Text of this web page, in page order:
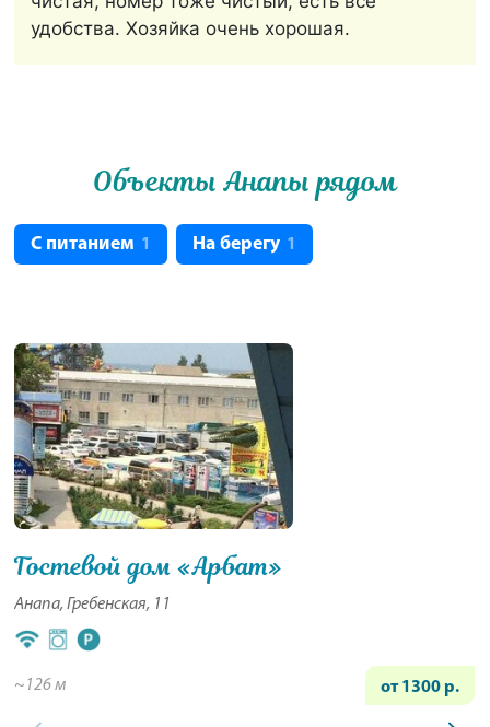
удобства. Хозяйка очень хорошая.
Объекты Анапы рядом
С питанием 1 На берегу 1
Гостевой дом «Арбат»
Анапа, Гребенская, 11
~126 м от 1300 р.